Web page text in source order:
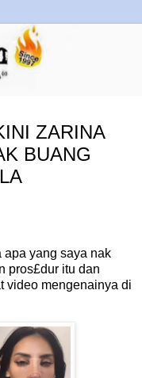
ZARINA
BUANG
apa yang saya nak
pros£dur itu dan
video mengenainya di